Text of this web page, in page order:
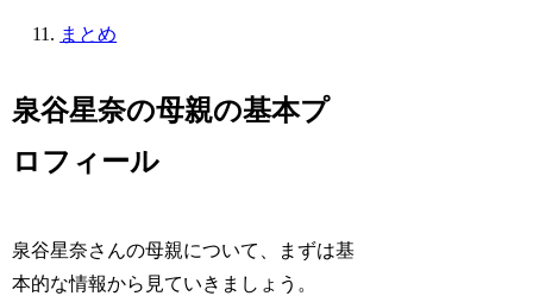
まとめ
泉谷星奈の母親の基本プ
ロフィール
泉谷星奈さんの母親について、まずは基
本的な情報から見ていきましょう。